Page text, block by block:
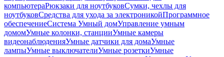
компьютераРюкзаки для ноутбуковСумки, чехлы для
ноутбуковСредства для ухода за электроникойПрограммное
обеспечениеСистема Умный домУправление умным
домомУмные колонки, станцииУмные камеры
видеонаблюденияУмные датчики для домаУмные
лампыУмные выключателиУмные розеткиУмные